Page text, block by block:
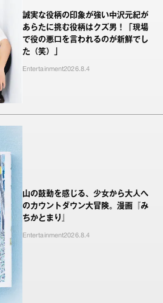
誠実な役柄の印象が強い中沢元紀が
あらたに挑む役柄はクズ男！「現場
で役の悪口を言われるのが新鮮でし
た（笑）」
Entertainment2026.8.4
山の鼓動を感じる、少女から大人へ
のカウントダウン大冒険。漫画『み
ちかとまり』
Entertainment2026.8.4